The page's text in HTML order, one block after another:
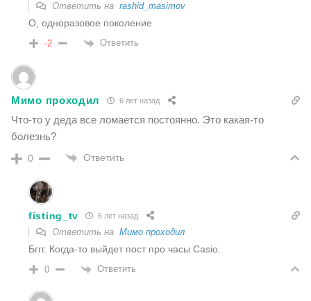
Ответить на rashid_masimov
О, одноразовое поколение
-2 Ответить
Мимо проходил 6 лет назад
Что-то у деда все ломается постоянно. Это какая-то
болезнь?
0 Ответить
fisting_tv 6 лет назад
Ответить на Мимо проходил
Бггг. Когда-то выйдет пост про часы Casio.
0 Ответить